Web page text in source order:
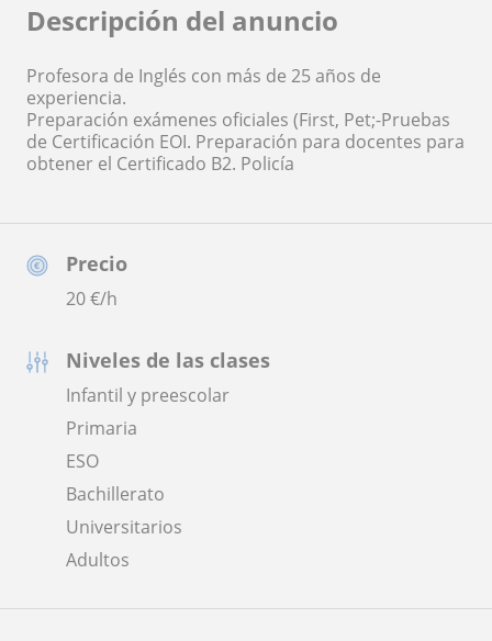
Precio
20€/h
Niveles de las clases
Infantil y preescolar
Primaria
ESO
Bachillerato
Universitarios
Adultos
Descripción del anuncio
Profesora de Inglés con más de 25 años de
experiencia.
Preparación exámenes oficiales (First, Pet;-Pruebas
de Certificación EOI. Preparación para docentes para
obtener el Certificado B2. Policía